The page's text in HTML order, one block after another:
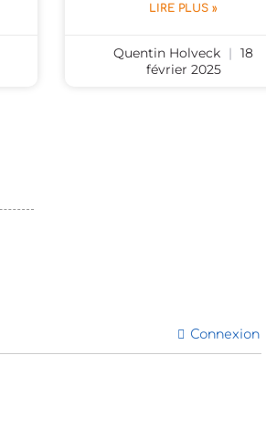
LIRE PLUS »
Quentin Holveck
18
février 2025
Connexion